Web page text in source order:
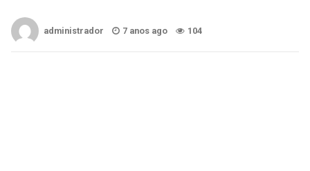
administrador 7 anos ago 104